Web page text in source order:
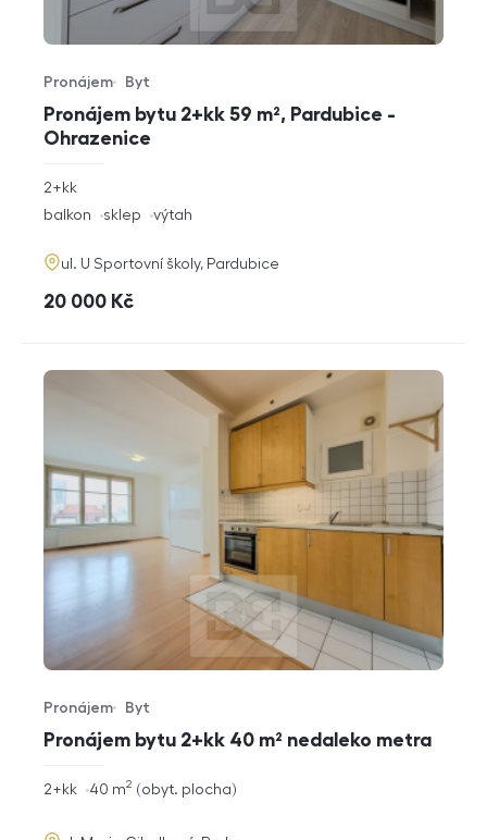
Pronájem bytu 2+kk 59 m², Pardubice -
Ohrazenice
Typ nabídky
Pronájem
Typ nemovitosti
Byt
rozměry
dispozice
2+kk
funkce
balkon sklep výtah
adresa
ul. U Sportovní školy, Pardubice
cena
20 000 Kč
Pronájem bytu 2+kk 40 m² nedaleko metra
Typ nabídky
Pronájem
Typ nemovitosti
Byt
rozměry
dispozice
2+kk obyt. plocha
40 m2